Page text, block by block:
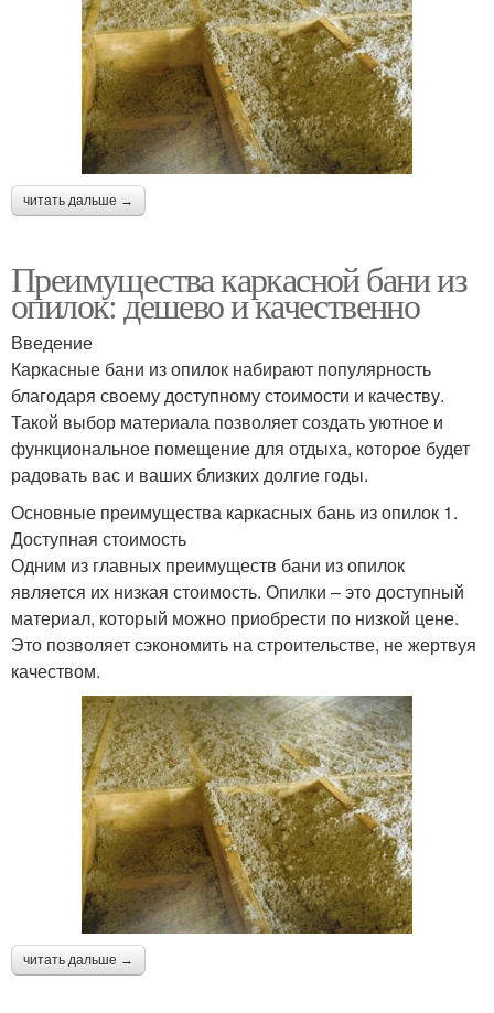
читать дальше →
Преимущества каркасной бани из
опилок: дешево и качественно
Введение
Каркасные бани из опилок набирают популярность
благодаря своему доступному стоимости и качеству.
Такой выбор материала позволяет создать уютное и
функциональное помещение для отдыха, которое будет
радовать вас и ваших близких долгие годы.
Основные преимущества каркасных бань из опилок 1.
Доступная стоимость
Одним из главных преимуществ бани из опилок
является их низкая стоимость. Опилки – это доступный
материал, который можно приобрести по низкой цене.
Это позволяет сэкономить на строительстве, не жертвуя
качеством.
читать дальше →